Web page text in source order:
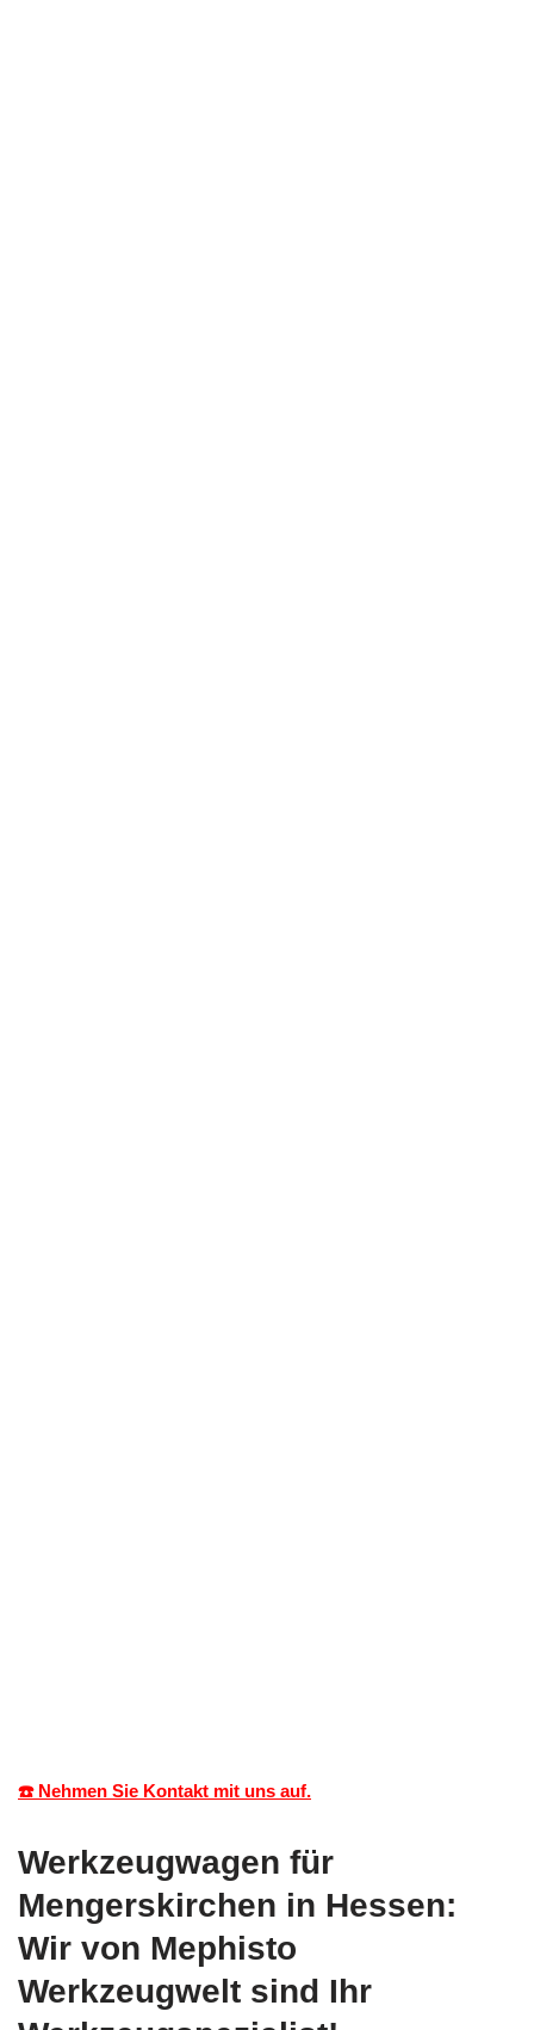
☎️ Nehmen Sie Kontakt mit uns auf.
Werkzeugwagen für
Mengerskirchen in Hessen:
Wir von Mephisto
Werkzeugwelt sind Ihr